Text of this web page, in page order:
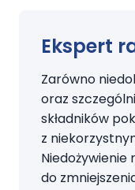
Ekspert
Zarówno
oraz
składników
z
do